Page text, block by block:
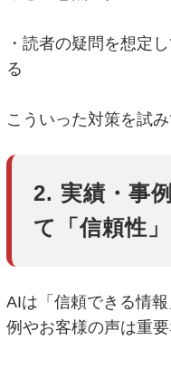
・読者の疑問を想定
る
こういった対策を試み
2. 実績・事
て「信頼性
AIは「信頼できる情
例やお客様の声は重要